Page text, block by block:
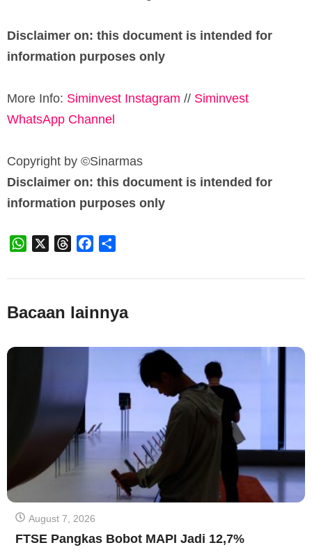
Disclaimer on: this document is intended for
information purposes only
More Info: Siminvest Instagram // Siminvest
WhatsApp Channel
Copyright by ©️Sinarmas
Disclaimer on: this document is intended for
information purposes only
WhatsApp ThreadsFacebook
Bacaan lainnya
August 7, 2026
FTSE Pangkas Bobot MAPI Jadi 12,7%